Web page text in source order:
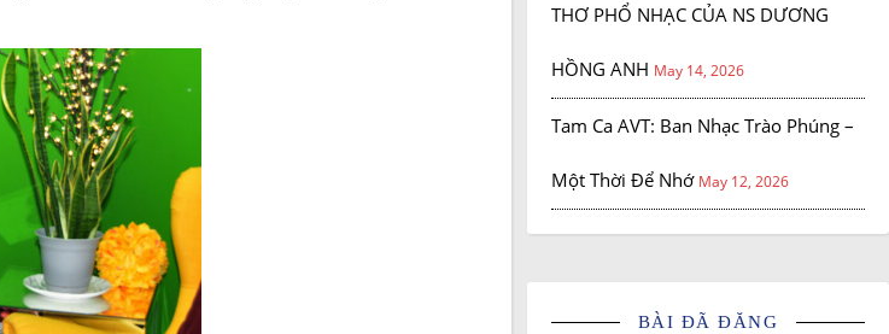
THƠ PHỔ NHẠC CỦA NS DƯƠNG
HỒNG ANH May 14, 2026
Tam Ca AVT: Ban Nhạc Trào Phúng –
Một Thời Để Nhớ May 12, 2026
BÀI ĐÃ ĐĂNG